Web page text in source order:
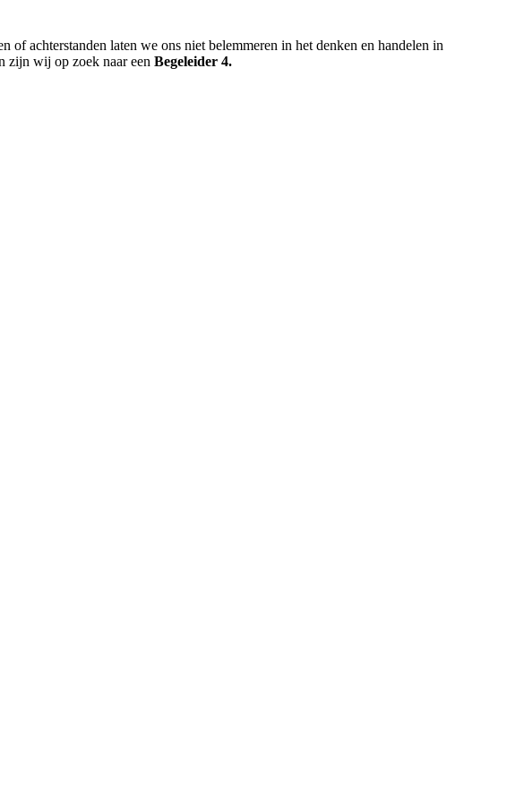
of achterstanden laten we ons niet belemmeren in het denken en handelen in
zijn wij op zoek naar een Begeleider 4.